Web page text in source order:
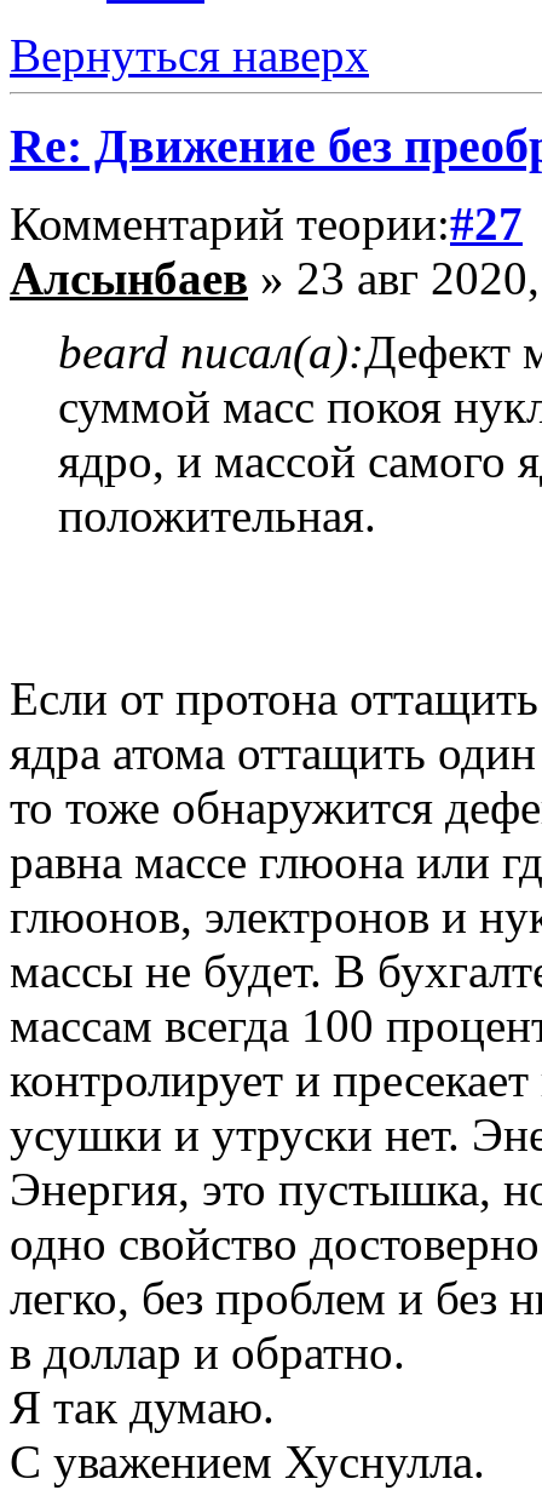
Вернуться наверх
Re: Движение без
Комментарий теории:#27
Алсынбаев » 23 авг
beard писал(а):Дефект
суммой масс покоя
ядро, и массой самого
положительная.
Если от протона
ядра атома оттащить
то тоже обнаружится
равна массе глюона или
глюонов, электронов и
массы не будет. В
массам всегда 100
контролирует и
усушки и утруски нет.
Энергия, это пустышка,
одно свойство
легко, без проблем и без
в доллар и обратно.
Я так думаю.
С уважением Хуснулла.